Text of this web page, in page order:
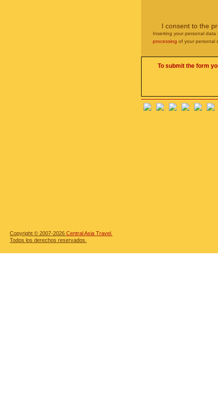
I consent to the
Inserting your personal
processing of your personal
To submit the form
Copyright © 2007-2026 Central Asia Travel.
Todos los derechos reservados.